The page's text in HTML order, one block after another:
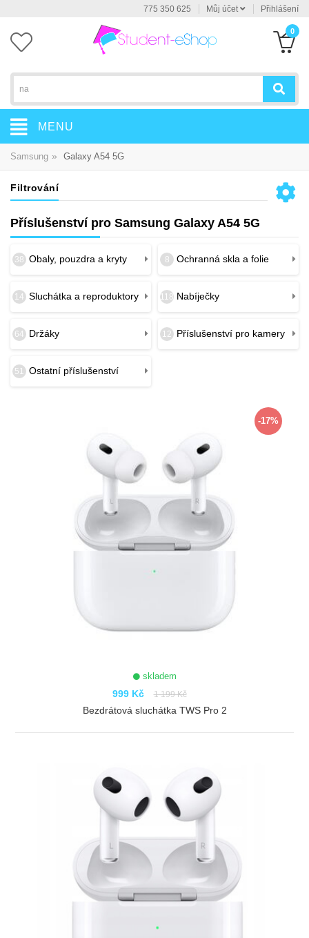
775 350 625 Můj účet Přihlášení
0
MENU
Samsung » Galaxy A54 5G
Filtrování
Příslušenství pro Samsung Galaxy A54 5G
38 Obaly, pouzdra a kryty 8 Ochranná skla a folie
14 Sluchátka a reproduktory 118 Nabíječky
64 Držáky 12 Příslušenství pro kamery
51 Ostatní příslušenství
-17%
skladem
999 Kč 1 199 Kč
Bezdrátová sluchátka TWS Pro 2